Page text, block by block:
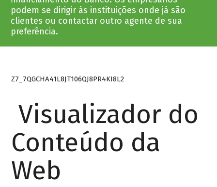
podem se dirigir às instituições onde já são
clientes ou contactar outro agente de sua
preferência.
Z7_7QGCHA41L8JT106QJ8PR4KI8L2
Visualizador do
Conteúdo da
Web